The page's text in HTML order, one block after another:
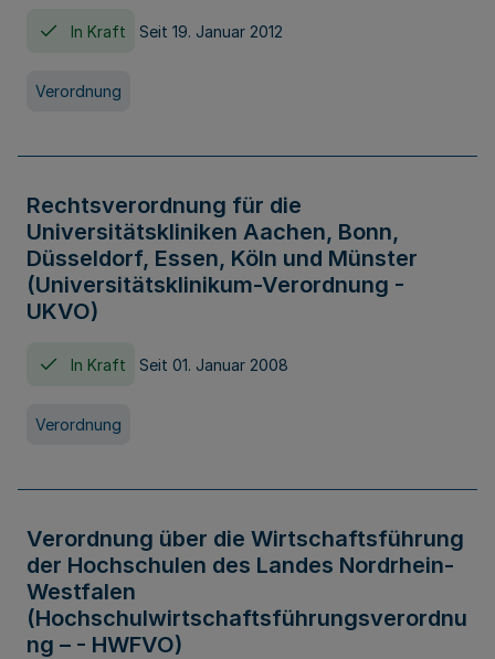
In Kraft Seit 19. Januar 2012
Verordnung
Rechtsverordnung für die
Universitätskliniken Aachen, Bonn,
Düsseldorf, Essen, Köln und Münster
(Universitätsklinikum-Verordnung -
UKVO)
In Kraft Seit 01. Januar 2008
Verordnung
Verordnung über die Wirtschaftsführung
der Hochschulen des Landes Nordrhein-
Westfalen
(Hochschulwirtschaftsführungsverordnu
ng – - HWFVO)